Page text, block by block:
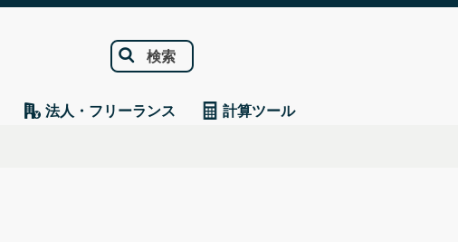
検索
法人・フリーランス 計算ツール